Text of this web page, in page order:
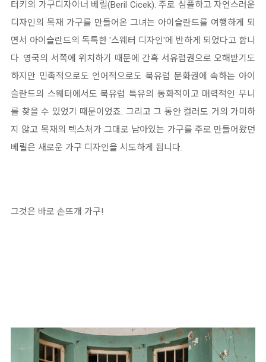
터키의 가구디자이너 베릴(Beril Cicek). 주로 심플하고 자연스러운
디자인의 목재 가구를 만들어온 그녀는 아이슬란드를 여행하게 되
면서 아이슬란드의 독특한 '스웨터 디자인'에 반하게 되었다고 합니
다. 영국의 서쪽에 위치하기 때문에 간혹 서유럽권으로 오해받기도
하지만 민족적으로도 언어적으로도 북유럽 문화권에 속하는 아이
슬란드의 스웨터에서도 북유럽 특유의 동화적이고 매력적인 무니
를 찾을 수 있었기 때문이었죠. 그리고 그 동안 컬러도 거의 가미하
지 않고 목재의 텍스쳐가 그대로 남아있는 가구를 주로 만들어왔던
베릴은 새로운 가구 디자인을 시도하게 됩니다.
그것은 바로 손뜨개 가구!